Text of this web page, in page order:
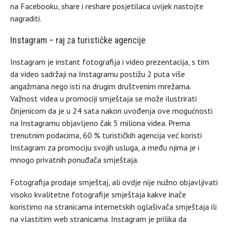
na Facebooku, share i reshare posjetilaca uvijek nastojte
nagraditi.
Instagram – raj za turističke agencije
Instagram je instant fotografija i video prezentacija, s tim
da video sadržaji na Instagramu postižu 2 puta više
angažmana nego isti na drugim društvenim mrežama.
Važnost videa u promociji smještaja se može ilustrirati
činjenicom da je u 24 sata nakon uvođenja ove mogućnosti
na Instagramu objavljeno čak 5 miliona videa. Prema
trenutnim podacima, 60 % turističkih agencija već koristi
Instagram za promociju svojih usluga, a među njima je i
mnogo privatnih ponuđača smještaja.
Fotografija prodaje smještaj, ali ovdje nije nužno objavljivati
visoko kvalitetne fotografije smještaja kakve inače
koristimo na stranicama internetskih oglašivača smještaja ili
na vlastitim web stranicama. Instagram je prilika da